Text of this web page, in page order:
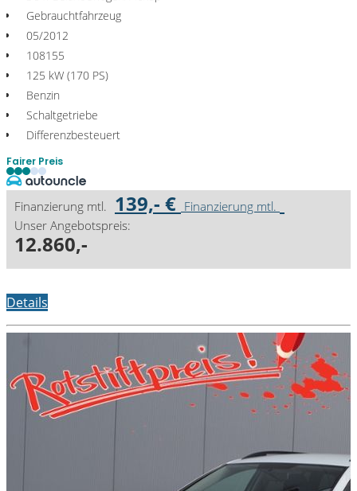
Gebrauchtfahrzeug
05/2012
108155
125 kW (170 PS)
Benzin
Schaltgetriebe
Differenzbesteuert
Fairer Preis
Finanzierung mtl. 139,- € Finanzierung mtl.
Unser Angebotspreis:
12.860,-
Details